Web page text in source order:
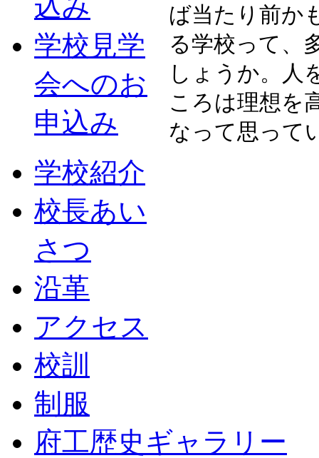
ば当たり前か
る学校って、
しょうか。人
ころは理想を
なって思って
込み
学校見学
会へのお
申込み
学校紹介
校長あい
さつ
沿革
アクセス
校訓
制服
府工歴史ギャラリー